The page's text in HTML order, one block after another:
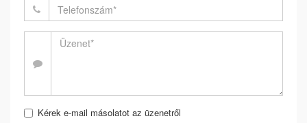
Kérek e-mail másolatot az üzenetről